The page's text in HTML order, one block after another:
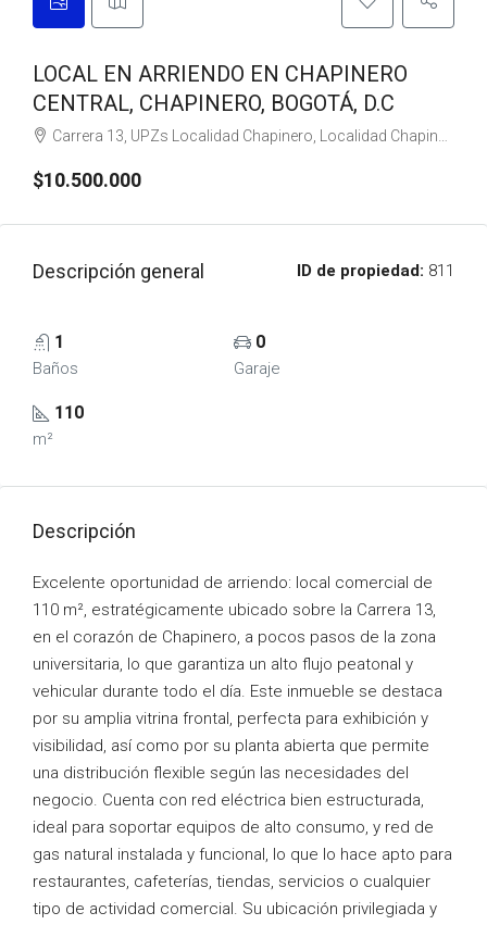
LOCAL EN ARRIENDO EN CHAPINERO
CENTRAL, CHAPINERO, BOGOTÁ, D.C
Carrera 13, UPZs Localidad Chapinero, Localidad Chapinero, Bogotá, Bogotá, Distrito Capital, RAP (Especial) Central, 110221, Colombia
$10.500.000
Descripción general ID de propiedad: 811
1
Baños
0
Garaje
110
m²
Descripción
Excelente oportunidad de arriendo: local comercial de
110 m², estratégicamente ubicado sobre la Carrera 13,
en el corazón de Chapinero, a pocos pasos de la zona
universitaria, lo que garantiza un alto flujo peatonal y
vehicular durante todo el día. Este inmueble se destaca
por su amplia vitrina frontal, perfecta para exhibición y
visibilidad, así como por su planta abierta que permite
una distribución flexible según las necesidades del
negocio. Cuenta con red eléctrica bien estructurada,
ideal para soportar equipos de alto consumo, y red de
gas natural instalada y funcional, lo que lo hace apto para
restaurantes, cafeterías, tiendas, servicios o cualquier
tipo de actividad comercial. Su ubicación privilegiada y